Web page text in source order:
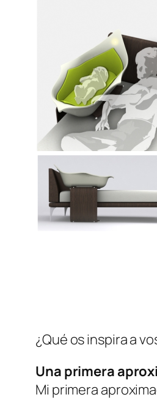
¿Qué os inspira a
Una primera
Mi primera